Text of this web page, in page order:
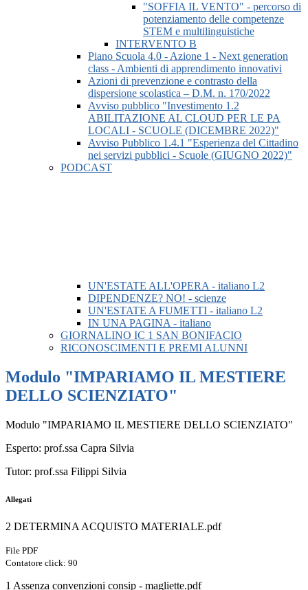
"SOFFIA IL VENTO" - percorso di
potenziamento delle competenze
STEM e multilinguistiche
INTERVENTO B
Piano Scuola 4.0 - Azione 1 - Next generation
class - Ambienti di apprendimento innovativi
Azioni di prevenzione e contrasto della
dispersione scolastica – D.M. n. 170/2022
Avviso pubblico "Investimento 1.2
ABILITAZIONE AL CLOUD PER LE PA
LOCALI - SCUOLE (DICEMBRE 2022)"
Avviso Pubblico 1.4.1 "Esperienza del Cittadino
nei servizi pubblici - Scuole (GIUGNO 2022)"
PODCAST
UN'ESTATE ALL'OPERA - italiano L2
DIPENDENZE? NO! - scienze
UN'ESTATE A FUMETTI - italiano L2
IN UNA PAGINA - italiano
GIORNALINO IC 1 SAN BONIFACIO
RICONOSCIMENTI E PREMI ALUNNI
Modulo "IMPARIAMO IL MESTIERE
DELLO SCIENZIATO"
Modulo "IMPARIAMO IL MESTIERE DELLO SCIENZIATO"
Esperto: prof.ssa Capra Silvia
Tutor: prof.ssa Filippi Silvia
Allegati
2 DETERMINA ACQUISTO MATERIALE.pdf
File PDF
Contatore click: 90
1 Assenza convenzioni consip - magliette.pdf